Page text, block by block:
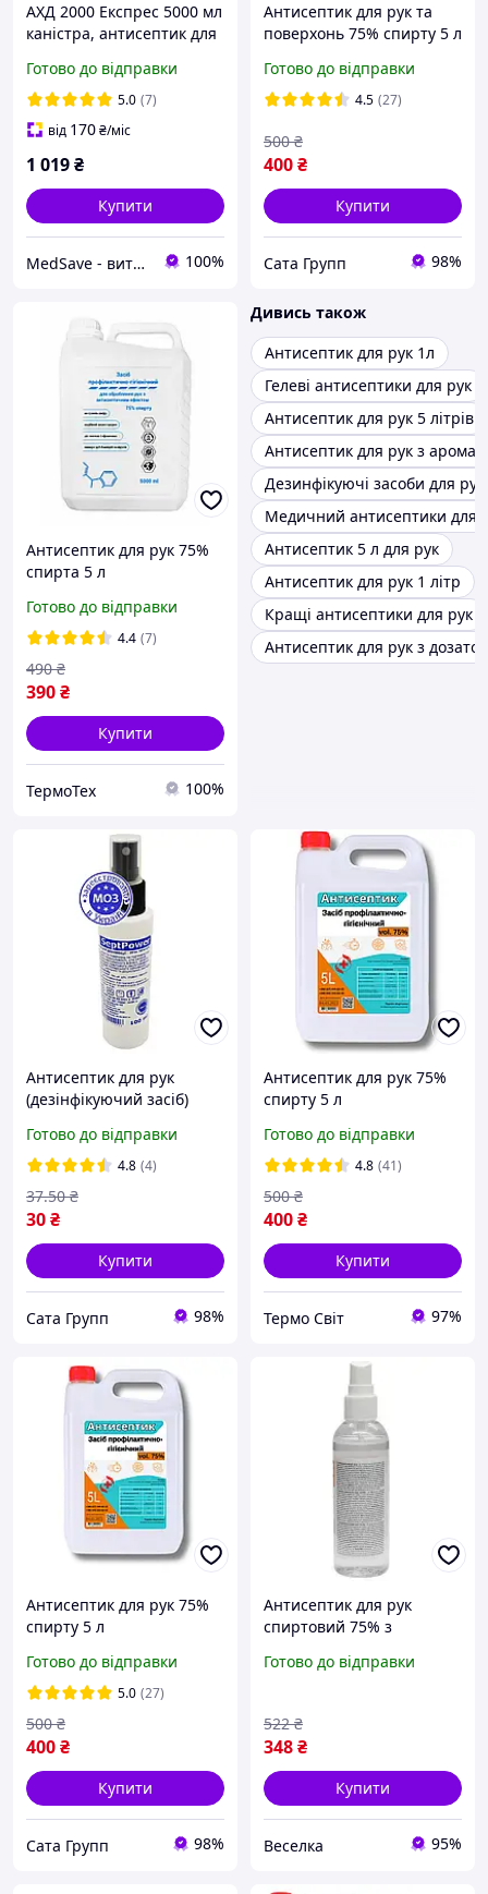
АХД 2000 Експрес 5000 мл
каністра, антисептик для
для обробки інструментів
та поверхонь |
СЕРТИФІКАТИ
Готово до відправки
5.0 (7)
від 170₴/міс
1 019₴
Купити
MedSave - витратні матеріали для індустрії красоти 100%
Антисептик для рук та
поверхонь 75% спирту 5 л
Готово до відправки
4.5 (27)
400₴
500 ₴
Купити
Сата Групп 98%
Антисептик для рук 75%
спирта 5 л
Готово до відправки
4.4 (7)
390₴
490 ₴
Купити
ТермоТех 100%
Дивись також
Антисептик для рук 1л
Гелеві антисептики для рук
Антисептик для рук 5 літрів
Антисептик для рук з
Дезинфікуючі засоби для рук
Медичний антисептики для
Антисептик 5 л для рук
Антисептик для рук 1 літр
Кращі антисептики для рук
Антисептик для рук з
Антисептик для рук
(дезінфікуючий засіб)
Готово до відправки
4.8 (4)
30₴
37.50 ₴
Купити
Сата Групп 98%
Антисептик для рук 75%
спирту 5 л
Готово до відправки
4.8 (41)
400₴
500 ₴
Купити
Термо Свiт 97%
Антисептик для рук 75%
спирту 5 л
Готово до відправки
5.0 (27)
400₴
500 ₴
Купити
Сата Групп 98%
Антисептик для рук
спиртовий 75% з
мл для дезінфекції та
Готово до відправки
348₴
522 ₴
Купити
Веселка 95%